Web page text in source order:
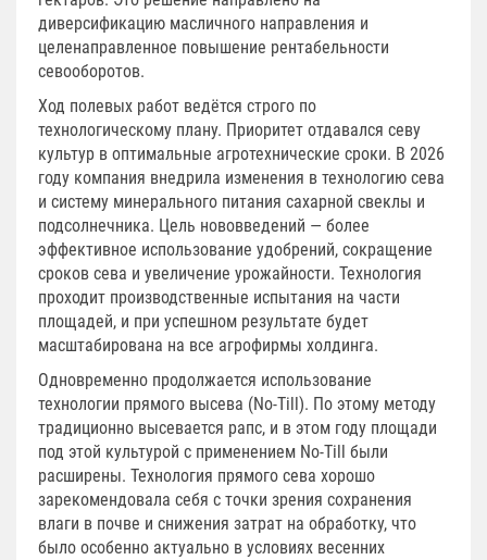
диверсификацию масличного направления и
целенаправленное повышение рентабельности
севооборотов.
Ход полевых работ ведётся строго по
технологическому плану. Приоритет отдавался севу
культур в оптимальные агротехнические сроки. В 2026
году компания внедрила изменения в технологию сева
и систему минерального питания сахарной свеклы и
подсолнечника. Цель нововведений — более
эффективное использование удобрений, сокращение
сроков сева и увеличение урожайности. Технология
проходит производственные испытания на части
площадей, и при успешном результате будет
масштабирована на все агрофирмы холдинга.
Одновременно продолжается использование
технологии прямого высева (No-Till). По этому методу
традиционно высевается рапс, и в этом году площади
под этой культурой с применением No-Till были
расширены. Технология прямого сева хорошо
зарекомендовала себя с точки зрения сохранения
влаги в почве и снижения затрат на обработку, что
было особенно актуально в условиях весенних